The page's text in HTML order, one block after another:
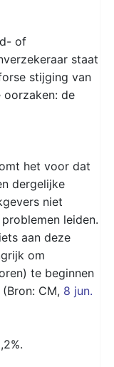
of
staat
stijging van
oorzaken: de
het voor dat
dergelijke
niet
leiden.
aan deze
om
te beginnen
CM, 8 jun.